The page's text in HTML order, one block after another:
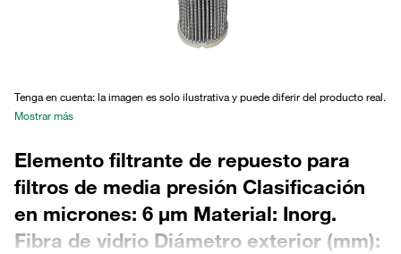
Tenga en cuenta: la imagen es solo ilustrativa y puede diferir del producto real.
Mostrar más
Elemento filtrante de repuesto para
filtros de media presión Clasificación
en micrones: 6 µm Material: Inorg.
Fibra de vidrio Diámetro exterior (mm):